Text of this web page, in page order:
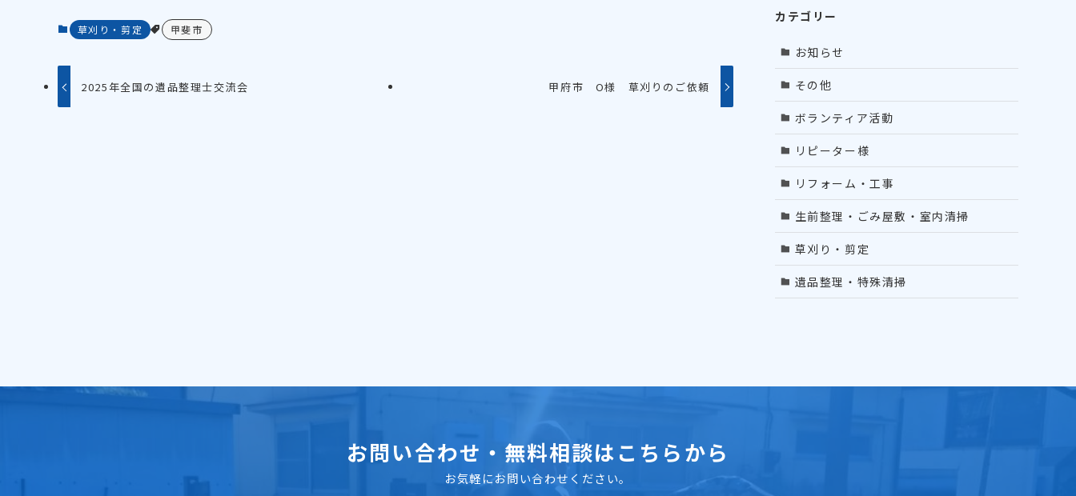
草刈り・剪定 甲斐市
2025年全国の遺品整理士交流会 甲府市 O様 草刈りのご依頼
カテゴリー
お知らせ
その他
ボランティア活動
リピーター様
リフォーム・工事
生前整理・ごみ屋敷・室内清掃
草刈り・剪定
遺品整理・特殊清掃
お問い合わせ・無料相談はこちらから
お気軽にお問い合わせください。